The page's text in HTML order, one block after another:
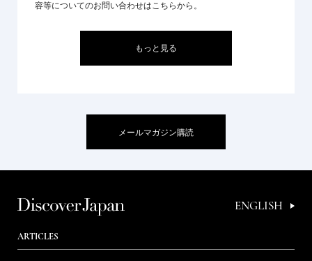
容等についてのお問い合わせはこちらから。
もっと見る
メールマガジン購読
ENGLISH
ARTICLES